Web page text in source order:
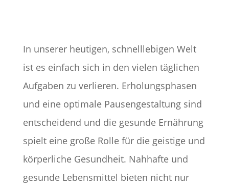
In unserer heutigen, schnelllebigen Welt
ist es einfach sich in den vielen täglichen
Aufgaben zu verlieren. Erholungsphasen
und eine optimale Pausengestaltung sind
entscheidend und die gesunde Ernährung
spielt eine große Rolle für die geistige und
körperliche Gesundheit. Nahhafte und
gesunde Lebensmittel bieten nicht nur